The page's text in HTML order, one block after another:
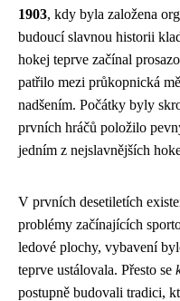
1903, kdy byla založena
budoucí slavnou historii
hokej teprve začínal
patřilo mezi průkopnická
nadšením. Počátky byly
prvních hráčů položilo
jedním z nejslavnějších
V prvních desetiletích
problémy začínajících
ledové plochy, vybavení
teprve ustálovala. Přesto se
postupně budovali tradici,